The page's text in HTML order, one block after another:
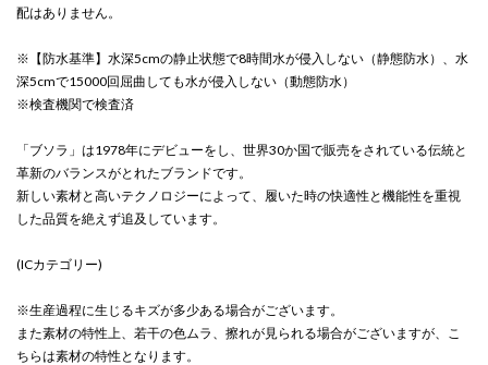
配はありません。
※【防水基準】水深5cmの静止状態で8時間水が侵入しない（静態防水）、水
深5cmで15000回屈曲しても水が侵入しない（動態防水）
※検査機関で検査済
「ブソラ」は1978年にデビューをし、世界30か国で販売をされている伝統と
革新のバランスがとれたブランドです。
新しい素材と高いテクノロジーによって、履いた時の快適性と機能性を重視
した品質を絶えず追及しています。
(ICカテゴリー)
※生産過程に生じるキズが多少ある場合がございます。
また素材の特性上、若干の色ムラ、擦れが見られる場合がございますが、こ
ちらは素材の特性となります。